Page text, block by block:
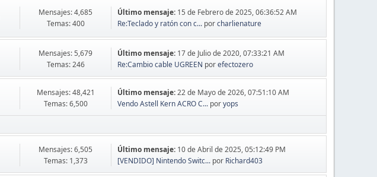
Mensajes: 4,685
Temas: 400
Último mensaje: 15 de Febrero de 2025, 06:36:52 AM
Re:Teclado y ratón con c... porcharlienature
Mensajes: 5,679
Temas: 246
Último mensaje: 17 de Julio de 2020, 07:33:21 AM
Re:Cambio cable UGREEN porefectozero
Mensajes: 48,421
Temas: 6,500
Último mensaje:22 de Mayo de 2026, 07:51:10 AM
Vendo Astell Kern ACRO C... poryops
Mensajes: 6,505
Temas: 1,373
Último mensaje: 10 de Abril de 2025, 05:12:49 PM
[VENDIDO] Nintendo Switc... por Richard403